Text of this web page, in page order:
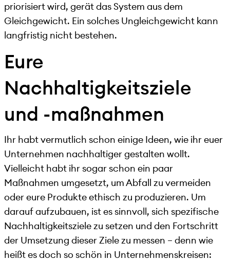
priorisiert wird, gerät das System aus dem
Gleichgewicht. Ein solches Ungleichgewicht kann
langfristig nicht bestehen.
Eure
Nachhaltigkeitsziele
und -maßnahmen
Ihr habt vermutlich schon einige Ideen, wie ihr euer
Unternehmen nachhaltiger gestalten wollt.
Vielleicht habt ihr sogar schon ein paar
Maßnahmen umgesetzt, um Abfall zu vermeiden
oder eure Produkte ethisch zu produzieren. Um
darauf aufzubauen, ist es sinnvoll, sich spezifische
Nachhaltigkeitsziele zu setzen und den Fortschritt
der Umsetzung dieser Ziele zu messen – denn wie
heißt es doch so schön in Unternehmenskreisen: